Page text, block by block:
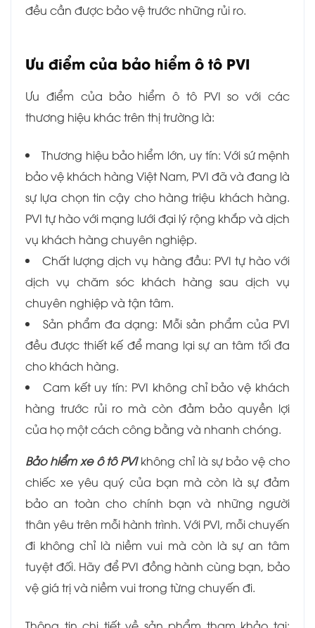
đều cần được bảo vệ trước những rủi ro.
Ưu điểm của bảo hiểm ô tô PVI
Ưu điểm của bảo hiểm ô tô PVI so với các
thương hiệu khác trên thị trường là:
Thương hiệu bảo hiểm lớn, uy tín: Với sứ mệnh
bảo vệ khách hàng Việt Nam, PVI đã và đang là
sự lựa chọn tin cậy cho hàng triệu khách hàng.
PVI tự hào với mạng lưới đại lý rộng khắp và dịch
vụ khách hàng chuyên nghiệp.
Chất lượng dịch vụ hàng đầu: PVI tự hào với
dịch vụ chăm sóc khách hàng sau dịch vụ
chuyên nghiệp và tận tâm.
Sản phẩm đa dạng: Mỗi sản phẩm của PVI
đều được thiết kế để mang lại sự an tâm tối đa
cho khách hàng.
Cam kết uy tín: PVI không chỉ bảo vệ khách
hàng trước rủi ro mà còn đảm bảo quyền lợi
của họ một cách công bằng và nhanh chóng.
Bảo hiểm xe ô tô PVIkhông chỉ là sự bảo vệ cho
chiếc xe yêu quý của bạn mà còn là sự đảm
bảo an toàn cho chính bạn và những người
thân yêu trên mỗi hành trình. Với PVI, mỗi chuyến
đi không chỉ là niềm vui mà còn là sự an tâm
tuyệt đối. Hãy để PVI đồng hành cùng bạn, bảo
vệ giá trị và niềm vui trong từng chuyến đi.